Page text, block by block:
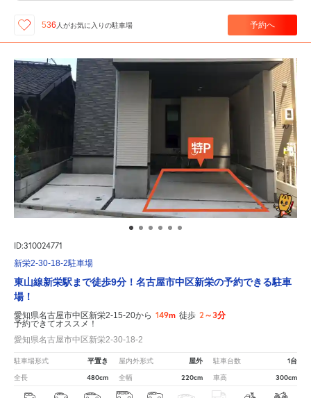
536 人がお気に入りの駐車場 予約へ
ID:310024771
新栄2-30-18-2駐車場
東山線新栄駅まで徒歩9分！名古屋市中区新栄の予約できる駐車
場！
愛知県名古屋市中区新栄2-15-20から 149m 徒歩 2～3分
予約できてオススメ！
愛知県名古屋市中区新栄2-30-18-2
駐車場形式 平置き 屋内外形式 屋外 駐車台数 1台
全長 480cm 全幅 220cm 車高 300cm